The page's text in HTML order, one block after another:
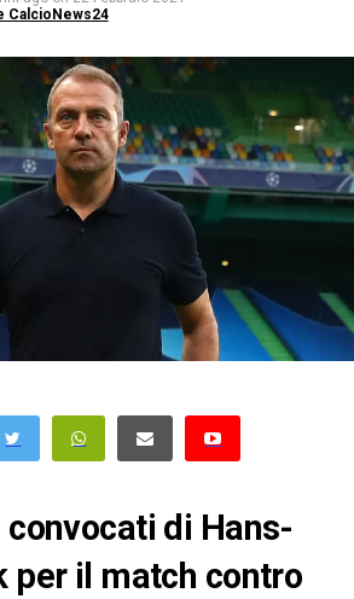
CalcioNews24
di Hans-
per il match contro